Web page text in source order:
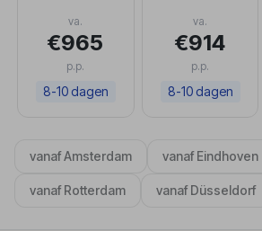
va.
€965
p.p.
8-10 dagen
va.
€914
p.p.
8-10 dagen
vanaf Amsterdam vanaf Eindhoven
vanaf Rotterdam vanaf Düsseldorf